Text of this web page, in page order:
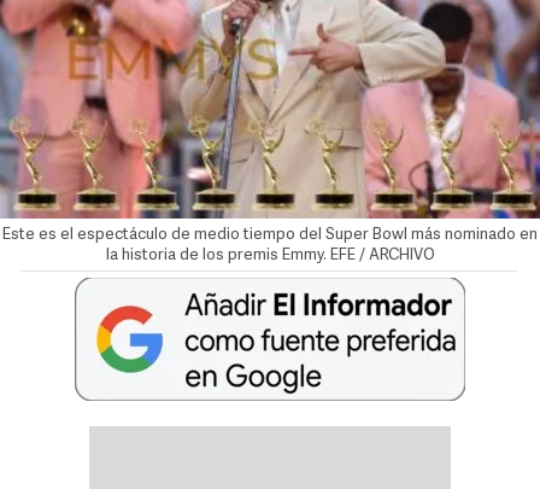
Este es el espectáculo de medio tiempo del Super Bowl más nominado en
la historia de los premis Emmy. EFE / ARCHIVO